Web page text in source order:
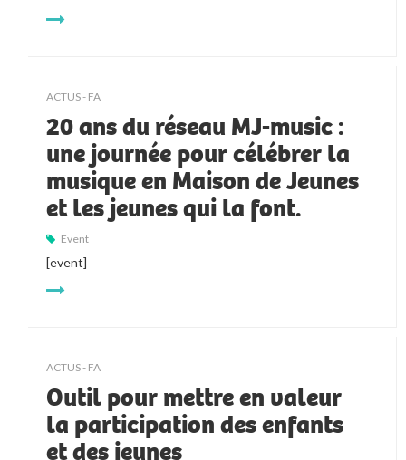
ACTUS - FA
20 ans du réseau MJ-music :
une journée pour célébrer la
musique en Maison de Jeunes
et les jeunes qui la font.
Event
[event]
ACTUS - FA
Outil pour mettre en valeur
la participation des enfants
et des jeunes